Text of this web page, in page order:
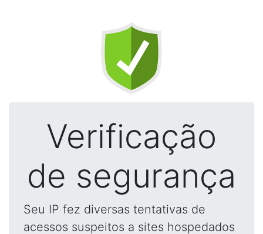
Verificação
de segurança
Seu IP fez diversas tentativas de
acessos suspeitos a sites hospedados